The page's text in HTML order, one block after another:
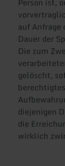
auf Anfrage
Dauer der
Die zum
gelöscht,
diejenigen
die
wirklich